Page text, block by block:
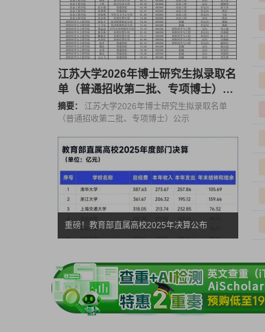
江苏大学2026年博士研究生拟录取名
单（普通招收第二批、专项博士）公
示
摘要：
江苏大学2026年博士研究生拟录取名单
（普通招收第二批、专项博士）公示
重磅！教育部直属高校2025年决算公布